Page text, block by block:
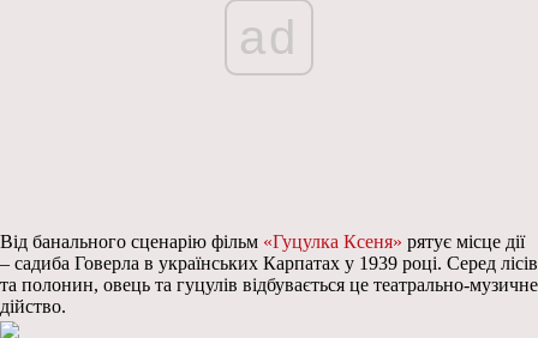
ad
Від банального сценарію фільм «Гуцулка Ксеня» рятує місце дії
– садиба Говерла в українських Карпатах у 1939 році. Серед лісів
та полонин, овець та гуцулів відбувається це театрально-музичне
дійство.